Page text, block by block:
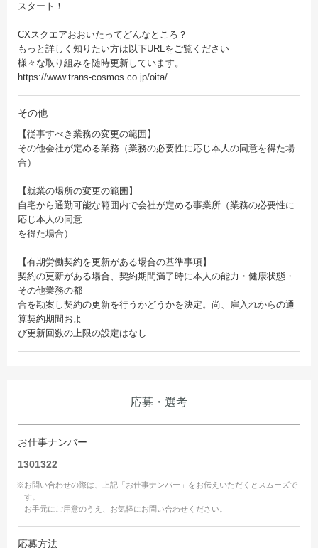
スタート！
CXスクエアおおいたってどんなところ？
もっと詳しく知りたい方は以下URLをご覧ください
様々な取り組みを随時更新しています。
https://www.trans-cosmos.co.jp/oita/
その他
【従事すべき業務の変更の範囲】
その他会社が定める業務（業務の必要性に応じ本人の同意を得た場
合）
【就業の場所の変更の範囲】
自宅から通勤可能な範囲内で会社が定める事業所（業務の必要性に
応じ本人の同意
を得た場合）
【有期労働契約を更新がある場合の基準事項】
契約の更新がある場合、契約期間満了時に本人の能力・健康状態・
その他業務の都
合を勘案し契約の更新を行うかどうかを決定。尚、雇入れからの通
算契約期間およ
び更新回数の上限の設定はなし
応募・選考
お仕事ナンバー
1301322
※お問い合わせの際は、上記「お仕事ナンバー」をお伝えいただくとスムーズで
す。
お手元にご用意のうえ、お気軽にお問い合わせください。
応募方法